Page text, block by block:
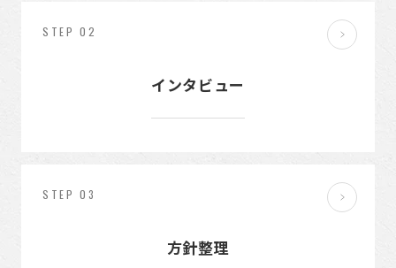
STEP 02
インタビュー
STEP 03
方針整理